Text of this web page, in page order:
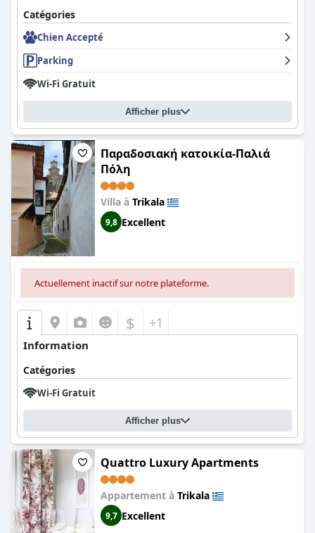
Catégories
Chien Accepté
Parking
Wi-Fi Gratuit
Afficher plus
Παραδοσιακή κατοικία-Παλιά
Πόλη
Villa à Trikala
9,8 Excellent
Actuellement inactif sur notre plateforme.
$ +1
Information
Catégories
Wi-Fi Gratuit
Afficher plus
Quattro Luxury Apartments
Appartement à Trikala
9,7 Excellent